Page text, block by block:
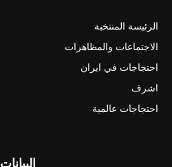
الرئيسة المنتخبة
الاجتماعات والمظاهرات
احتجاجات في ايران
اشرف
احتجاجات عالمية
البيانات